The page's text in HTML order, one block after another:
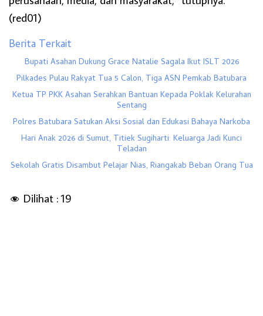
(red01)
Berita Terkait
Bupati Asahan Dukung Grace Natalie Sagala Ikut ISLT 2026
Pilkades Pulau Rakyat Tua 5 Calon, Tiga ASN Pemkab Batubara
Ketua TP PKK Asahan Serahkan Bantuan Kepada Poklak Kelurahan
Sentang
Polres Batubara Satukan Aksi Sosial dan Edukasi Bahaya Narkoba
Hari Anak 2026 di Sumut, Titiek Sugiharti: Keluarga Jadi Kunci
Teladan
Sekolah Gratis Disambut Pelajar Nias, Riangakab Beban Orang Tua
Dilihat : 19